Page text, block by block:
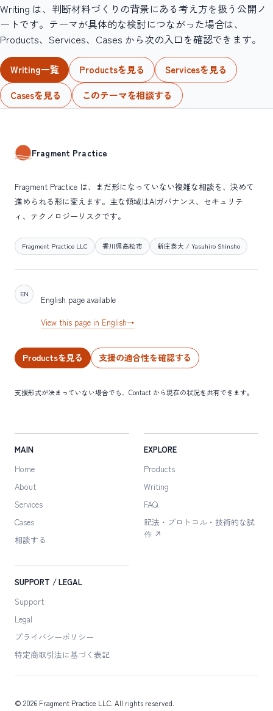
Writing は、判断材料づくりの背景にある考え方を扱う公開ノ
ートです。テーマが具体的な検討につながった場合は、
Products、Services、Cases から次の入口を確認できます。
Writing一覧 Productsを見る
Servicesを見る
Casesを見る
このテーマを相談する
Fragment Practice
Fragment Practice は、まだ形になっていない複雑な相談を、決めて
進められる形に変えます。主な領域はAIガバナンス、セキュリテ
ィ、テクノロジーリスクです。
Fragment Practice LLC 香川県高松市 新庄泰大 / Yasuhiro Shinsho
EN
English page available
View this page in English→
Productsを見る 支援の適合性を確認する
支援形式が決まっていない場合でも、Contact から現在の状況を共有できます。
MAIN
Home
About
Services
Cases
相談する
EXPLORE
Products
Writing
FAQ
記法・プロトコル・技術的な試
作 ↗
SUPPORT / LEGAL
Support
Legal
プライバシーポリシー
特定商取引法に基づく表記
© 2026 Fragment Practice LLC. All rights reserved.